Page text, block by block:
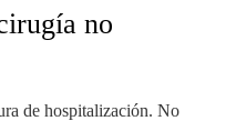
no
de hospitalización. No